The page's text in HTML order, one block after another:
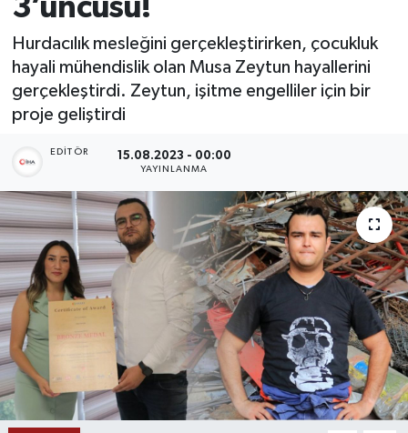
3’üncüsü!
Hurdacılık mesleğini gerçekleştirirken, çocukluk
hayali mühendislik olan Musa Zeytun hayallerini
gerçekleştirdi. Zeytun, işitme engelliler için bir
proje geliştirdi
EDITÖR 15.08.2023 - 00:00
YAYINLANMA
Tüm Manşetler
Son Dakika Haberleri
Haber Arşivi